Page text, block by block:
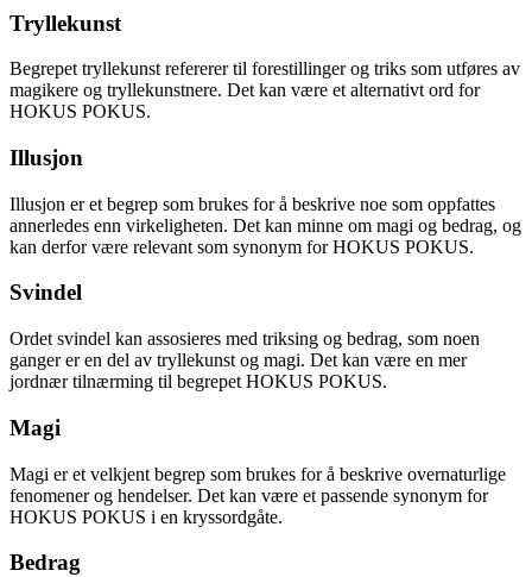
Tryllekunst
Begrepet tryllekunst refererer til forestillinger og triks som utføres av
magikere og tryllekunstnere. Det kan være et alternativt ord for
HOKUS POKUS.
Illusjon
Illusjon er et begrep som brukes for å beskrive noe som oppfattes
annerledes enn virkeligheten. Det kan minne om magi og bedrag, og
kan derfor være relevant som synonym for HOKUS POKUS.
Svindel
Ordet svindel kan assosieres med triksing og bedrag, som noen
ganger er en del av tryllekunst og magi. Det kan være en mer
jordnær tilnærming til begrepet HOKUS POKUS.
Magi
Magi er et velkjent begrep som brukes for å beskrive overnaturlige
fenomener og hendelser. Det kan være et passende synonym for
HOKUS POKUS i en kryssordgåte.
Bedrag